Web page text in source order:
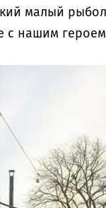
малый
с нашим